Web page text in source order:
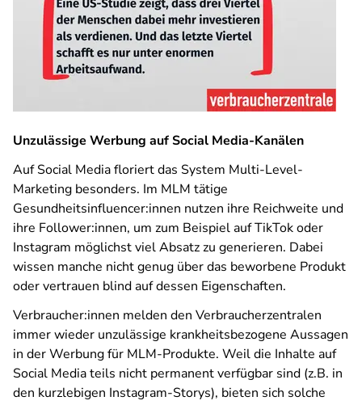
Unzulässige Werbung auf Social Media-Kanälen
Auf Social Media floriert das System Multi-Level-
Marketing besonders. Im MLM tätige
Gesundheitsinfluencer:innen nutzen ihre Reichweite und
ihre Follower:innen, um zum Beispiel auf TikTok oder
Instagram möglichst viel Absatz zu generieren. Dabei
wissen manche nicht genug über das beworbene Produkt
oder vertrauen blind auf dessen Eigenschaften.
Verbraucher:innen melden den Verbraucherzentralen
immer wieder unzulässige krankheitsbezogene Aussagen
in der Werbung für MLM-Produkte. Weil die Inhalte auf
Social Media teils nicht permanent verfügbar sind (z.B. in
den kurzlebigen Instagram-Storys), bieten sich solche